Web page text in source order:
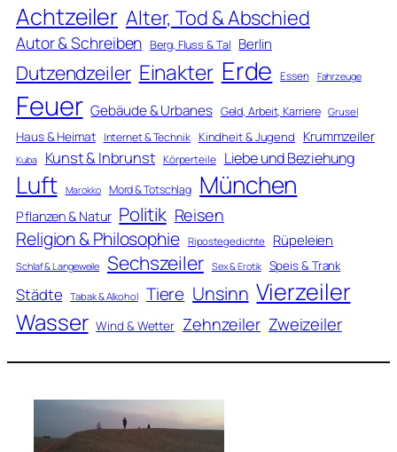
Achtzeiler Alter, Tod & Abschied
Autor & Schreiben Berg, Fluss & Tal Berlin
Dutzendzeiler Einakter Erde Essen Fahrzeuge
Feuer Gebäude & Urbanes Geld, Arbeit, Karriere Grusel
Haus & Heimat Internet & Technik Kindheit & Jugend Krummzeiler
Kuba Kunst & Inbrunst Körperteile Liebe und Beziehung
Luft Marokko Mord & Totschlag München
Pflanzen & Natur Politik Reisen
Religion & Philosophie Ripostegedichte Rüpeleien
Schlaf & Langeweile Sechszeiler Sex & Erotik Speis & Trank
Städte Tabak & Alkohol Tiere Unsinn Vierzeiler
Wasser Wind & Wetter Zehnzeiler Zweizeiler